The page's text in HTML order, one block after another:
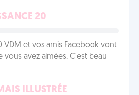
20
VDM et vos amis Facebook vont
vous avez aimées. C'est beau
ILLUSTRÉE